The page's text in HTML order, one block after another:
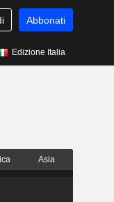
Abbonati
Edizione Italia
Asia